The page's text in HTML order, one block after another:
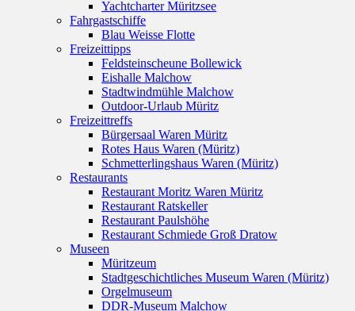
Yachtcharter Müritzsee
Fahrgastschiffe
Blau Weisse Flotte
Freizeittipps
Feldsteinscheune Bollewick
Eishalle Malchow
Stadtwindmühle Malchow
Outdoor-Urlaub Müritz
Freizeittreffs
Bürgersaal Waren Müritz
Rotes Haus Waren (Müritz)
Schmetterlingshaus Waren (Müritz)
Restaurants
Restaurant Moritz Waren Müritz
Restaurant Ratskeller
Restaurant Paulshöhe
Restaurant Schmiede Groß Dratow
Museen
Müritzeum
Stadtgeschichtliches Museum Waren (Müritz)
Orgelmuseum
DDR-Museum Malchow